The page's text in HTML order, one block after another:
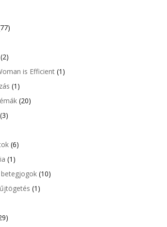
(2)
is Efficient(1)
(1)
(20)
(3)
(6)
(1)
betegjogok(10)
(1)